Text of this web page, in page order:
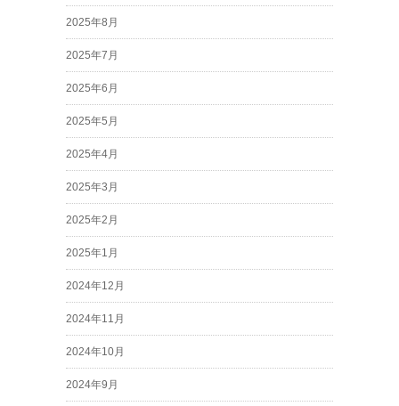
2025年8月
2025年7月
2025年6月
2025年5月
2025年4月
2025年3月
2025年2月
2025年1月
2024年12月
2024年11月
2024年10月
2024年9月